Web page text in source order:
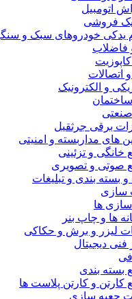
اتومبیل
فروشی
یدکی خودروهای سبک و
فاضلاب
اتصالات
و الکترونیک
برقی جرثقیل
های مداربسته و امنیتی
خانگی و تزئینی
صوتی و تصویری
بسته بندی و تبلیغات
سازی
سازی ها
ها و چاپ بنر
لیزر و برش و حکاکی
فنی دیجیتال
بسته بندی
کارتن و کارتن پلاست ها
جعبه سازی